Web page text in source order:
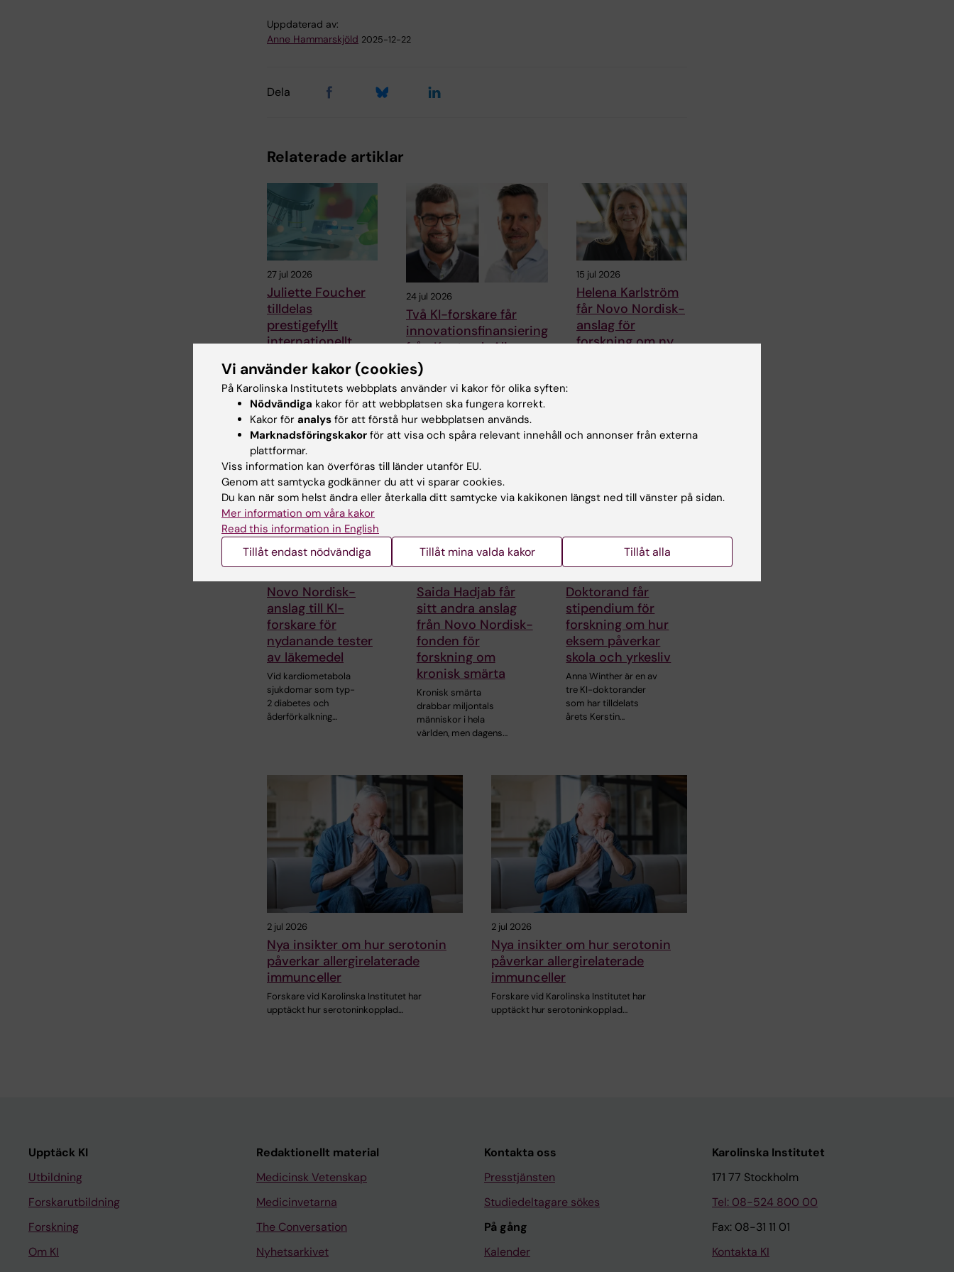
Uppdaterad av:
Anne Hammarskjöld 2025-12-22
Dela
Relaterade artiklar
27 jul 2026
Juliette Foucher
tilldelas
prestigefyllt
internationellt
Juliette Foucher,
postdoktor vid
institutionen för
klinisk
neurovetenskap…
24 jul 2026
Två KI-forskare får
innovationsfinansiering
från Knut och Alice
Wallenbergs Stiftelse
Professor Gonçalo
Castelo-Branco och
professor Janne Lehtiö vid
KI får…
15 jul 2026
Helena Karlström
får Novo Nordisk-
anslag för
forskning om ny
Institutet, har…
Novo Nordisk-
anslag till KI-
forskare för
nydanande tester
av läkemedel
Vid kardiometabola
sjukdomar som typ-
2 diabetes och
åderförkalkning…
Saida Hadjab får
sitt andra anslag
från Novo Nordisk-
fonden för
forskning om
kronisk smärta
Kronisk smärta
drabbar miljontals
människor i hela
världen, men dagens…
Doktorand får
stipendium för
forskning om hur
eksem påverkar
skola och yrkesliv
Anna Winther är en av
tre KI-doktorander
som har tilldelats
årets Kerstin…
2 jul 2026
Nya insikter om hur serotonin
påverkar allergirelaterade
immunceller
Forskare vid Karolinska Institutet har
upptäckt hur serotoninkopplad…
2 jul 2026
Nya insikter om hur serotonin
påverkar allergirelaterade
immunceller
Forskare vid Karolinska Institutet har
upptäckt hur serotoninkopplad…
Upptäck KI
Utbildning
Forskarutbildning
Forskning
Om KI
Redaktionellt material
Medicinsk Vetenskap
Medicinvetarna
The Conversation
Nyhetsarkivet
Kontakta oss
Presstjänsten
Studiedeltagare sökes
På gång
Kalender
Karolinska Institutet
171 77 Stockholm
Tel: 08-524 800 00
Fax: 08-31 11 01
Kontakta KI
Vi använder kakor (cookies)
På Karolinska Institutets webbplats använder vi kakor för olika syften:
Nödvändiga kakor för att webbplatsen ska fungera korrekt.
Kakor för analys för att förstå hur webbplatsen används.
Marknadsföringskakor för att visa och spåra relevant innehåll och annonser från externa
plattformar.
Viss information kan överföras till länder utanför EU.
Genom att samtycka godkänner du att vi sparar cookies.
Du kan när som helst ändra eller återkalla ditt samtycke via kakikonen längst ned till vänster på sidan.
Mer information om våra kakor
Read this information in English
Tillåt endast nödvändiga Tillåt mina valda kakor Tillåt alla